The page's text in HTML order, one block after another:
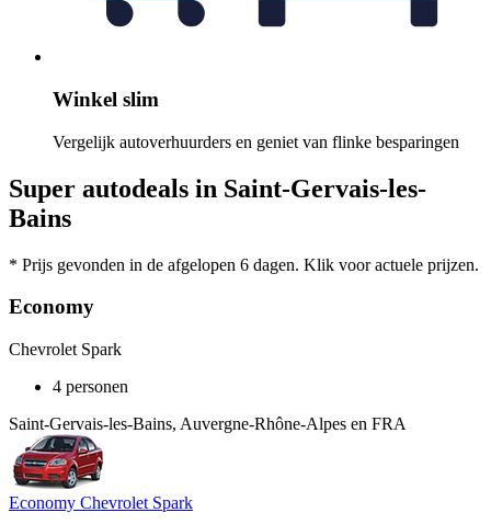
Winkel slim
Vergelijk autoverhuurders en geniet van flinke besparingen
Super autodeals in Saint-Gervais-les-
Bains
* Prijs gevonden in de afgelopen 6 dagen. Klik voor actuele prijzen.
Economy
Chevrolet Spark
4 personen
Saint-Gervais-les-Bains, Auvergne-Rhône-Alpes en FRA
Economy Chevrolet Spark